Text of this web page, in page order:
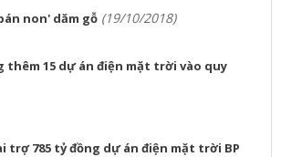
non' dăm gỗ (19/10/2018)
thêm 15 dự án điện mặt trời vào quy
trợ 785 tỷ đồng dự án điện mặt trời BP